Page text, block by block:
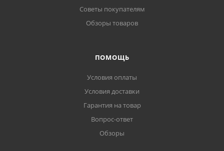
Советы покупателям
Обзоры товаров
ПОМОЩЬ
Условия оплаты
Условия доставки
Гарантия на товар
Вопрос-ответ
Обзоры